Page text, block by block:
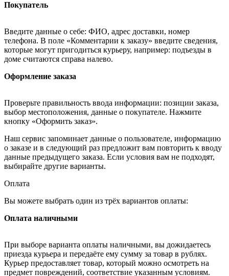
Покупатель
Введите данные о себе: ФИО, адрес доставки, номер
телефона. В поле «Комментарии к заказу» введите сведения,
которые могут пригодиться курьеру, например: подъезды в
доме считаются справа налево.
Оформление заказа
Проверьте правильность ввода информации: позиции заказа,
выбор местоположения, данные о покупателе. Нажмите
кнопку «Оформить заказ».
Наш сервис запоминает данные о пользователе, информацию
о заказе и в следующий раз предложит вам повторить к вводу
данные предыдущего заказа. Если условия вам не подходят,
выбирайте другие варианты.
Оплата
Вы можете выбрать один из трёх вариантов оплаты:
Оплата наличными
При выборе варианта оплаты наличными, вы дожидаетесь
приезда курьера и передаёте ему сумму за товар в рублях.
Курьер предоставляет товар, который можно осмотреть на
предмет повреждений, соответствие указанным условиям.